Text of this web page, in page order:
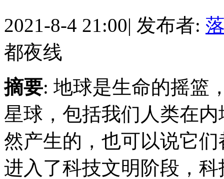
2021-8-4 21:00| 发布者:
都夜线
摘要: 地球是生命的摇篮
星球，包括我们人类在
然产生的，也可以说它
进入了科技文明阶段，